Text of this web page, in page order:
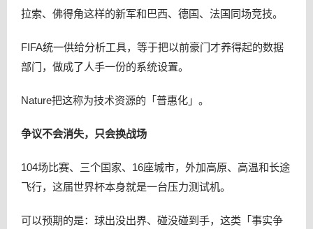
拉索、佛得角这样的新军和巴西、德国、法国同场竞技。
FIFA统一供给分析工具，等于把以前豪门才养得起的数据
部门，做成了人手一份的系统设置。
Nature把这称为技术资源的「普惠化」。
争议不会消失，只会换战场
104场比赛、三个国家、16座城市，外加高原、高温和长途
飞行，这届世界杯本身就是一台压力测试机。
可以预期的是：球出没出界、碰没碰到手，这类「事实争